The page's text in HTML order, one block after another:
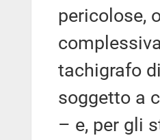
pericolose,
tachigrafo
soggetto a
– e, per gli